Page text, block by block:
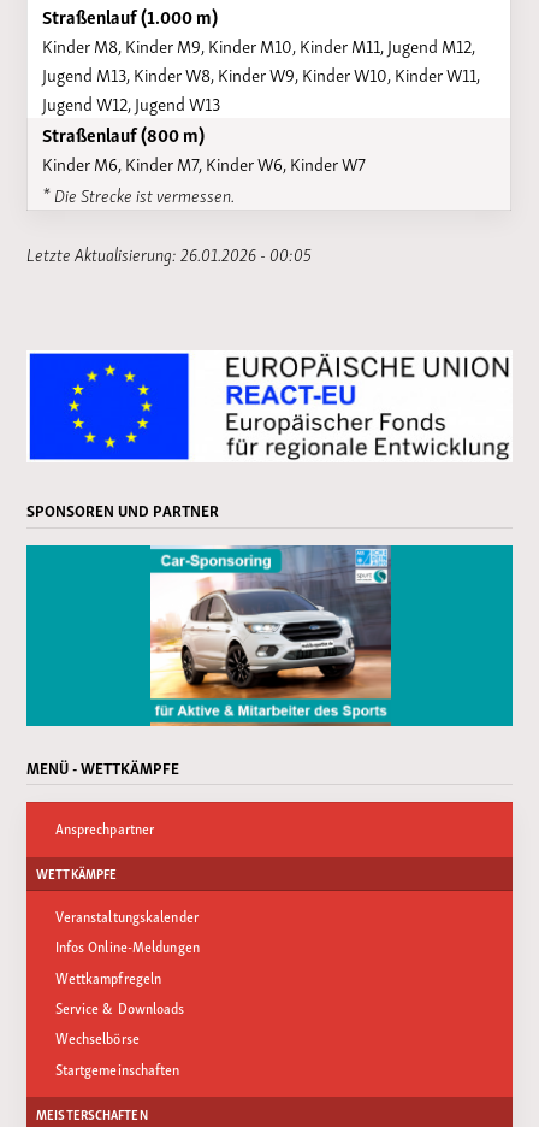
Straßenlauf (1.000 m)
Kinder M8, Kinder M9, Kinder M10, Kinder M11, Jugend M12,
Jugend M13, Kinder W8, Kinder W9, Kinder W10, Kinder W11,
Jugend W12, Jugend W13
Straßenlauf (800 m)
Kinder M6, Kinder M7, Kinder W6, Kinder W7
* Die Strecke ist vermessen.
Letzte Aktualisierung: 26.01.2026 - 00:05
SPONSOREN UND PARTNER
MENÜ - WETTKÄMPFE
Ansprechpartner
WETTKÄMPFE
Veranstaltungskalender
Infos Online-Meldungen
Wettkampfregeln
Service & Downloads
Wechselbörse
Startgemeinschaften
MEISTERSCHAFTEN